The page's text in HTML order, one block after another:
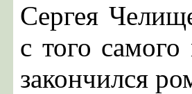
Сергея
с того
закончился